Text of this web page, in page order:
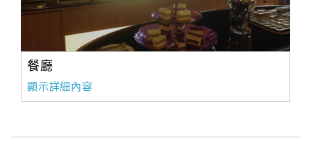
餐廳
顯示詳細內容